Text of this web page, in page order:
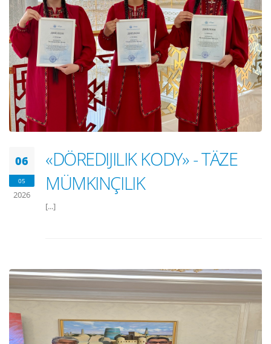
06
05
2026
«DÖREDIJILIK KODY» - TÄZE
MÜMKINÇILIK
[...]